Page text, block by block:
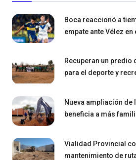
Boca reaccionó a
empate ante Vélez
Recuperan un predio
para el deporte y
Nueva ampliación de
beneficia a más
Vialidad Provincial
mantenimiento de